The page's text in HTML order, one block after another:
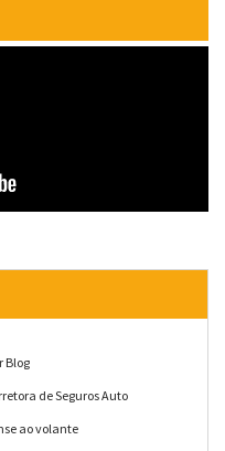
Blog
de Seguros Auto
ao volante